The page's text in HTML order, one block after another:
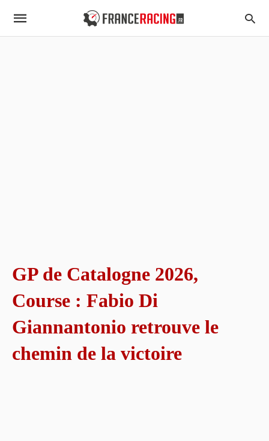
GP de Catalogne 2026,
Course : Fabio Di
Giannantonio retrouve le
chemin de la victoire